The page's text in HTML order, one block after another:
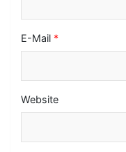
E-Mail *
Website